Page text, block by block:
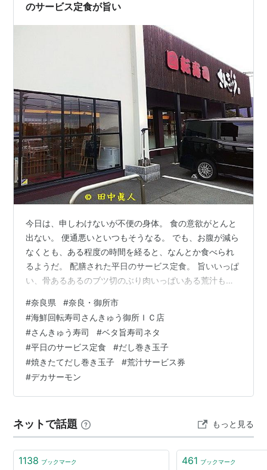
卵1個に対し、しょう油・砂糖各小さじ1/2、水大さじ
焼き方は、手抜きのようだが、中がふんわりいり卵なの
でよりふっくら仕上がるらしい。
のサービス定食が旨い
今日は、申しわけないが不便の身体。 食の意欲がとんと
出ない。 便通悪いといつもそうなる。 でも、お腹が減ら
なくとも、ある程度の時間を経ると、なんとか食べられ
るようだ。 配膳された平日のサービス定食。 旨いいっぱ
い、骨あるあるのブツ切のぶり肉いっぱいある荒汁もつ
かった。 手前の一番手は、見ての通りのデカサーモン。
スライスしたタマネギと相性がいい。 この場合、醤油は
無用だと思うが、山葵は要るよね。 そうそう醤油タレ
は、いつも決まっていない。 今回は、甘タレに混合した
醤油。 ま、早い話が、毎度定まっていない適当な決断で
ある。 次は、真イカにヒラメ…
#奈良県 #奈良・御所市
#海鮮回転寿司さんきゅう御所ＩＣ店
#さんきゅう寿司 #ベタ旨寿司ネタ
#平日のサービス定食 #だし巻き玉子
#焼きたてだし巻き玉子 #荒汁サービス券
#デカサーモン
ネットで話題 もっと見る
1138 ブックマーク 461 ブックマーク